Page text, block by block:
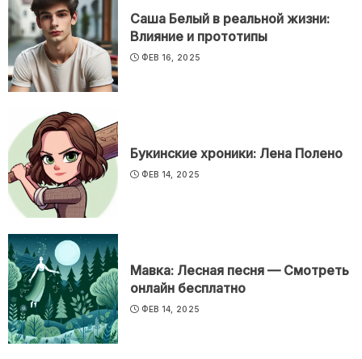
Саша Белый в реальной жизни:
Влияние и прототипы
ФЕВ 16, 2025
Букинские хроники: Лена Полено
ФЕВ 14, 2025
Мавка: Лесная песня — Смотреть
онлайн бесплатно
ФЕВ 14, 2025